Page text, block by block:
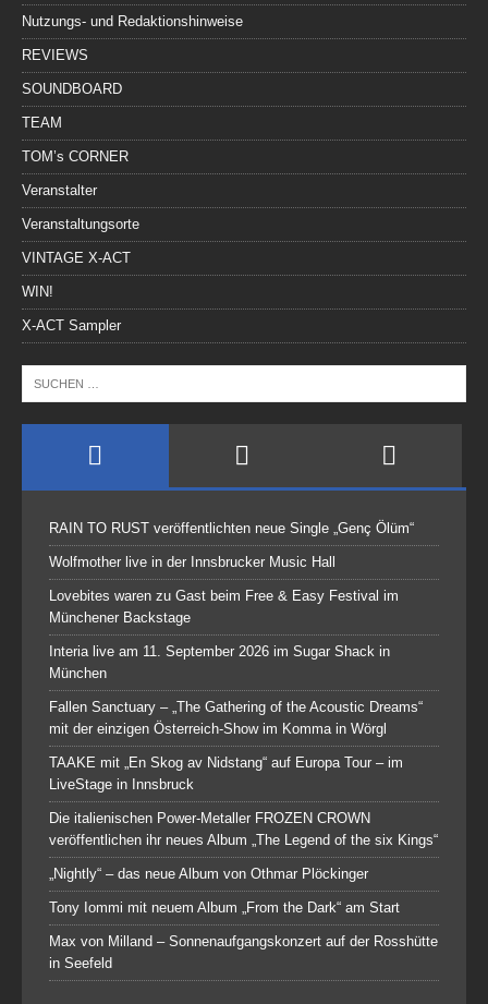
Nutzungs- und Redaktionshinweise
REVIEWS
SOUNDBOARD
TEAM
TOM’s CORNER
Veranstalter
Veranstaltungsorte
VINTAGE X-ACT
WIN!
X-ACT Sampler
RAIN TO RUST veröffentlichten neue Single „Genç Ölüm“
Wolfmother live in der Innsbrucker Music Hall
Lovebites waren zu Gast beim Free & Easy Festival im
Münchener Backstage
Interia live am 11. September 2026 im Sugar Shack in
München
Fallen Sanctuary – „The Gathering of the Acoustic Dreams“
mit der einzigen Österreich-Show im Komma in Wörgl
TAAKE mit „En Skog av Nidstang“ auf Europa Tour – im
LiveStage in Innsbruck
Die italienischen Power-Metaller FROZEN CROWN
veröffentlichen ihr neues Album „The Legend of the six Kings“
„Nightly“ – das neue Album von Othmar Plöckinger
Tony Iommi mit neuem Album „From the Dark“ am Start
Max von Milland – Sonnenaufgangskonzert auf der Rosshütte
in Seefeld